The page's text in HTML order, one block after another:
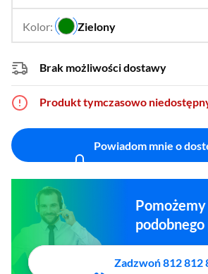
Kolor: Zielony
Brak możliwości dostawy
Produkt tymczasowo
Powiadom mnie o
Zadzwoń 812 812